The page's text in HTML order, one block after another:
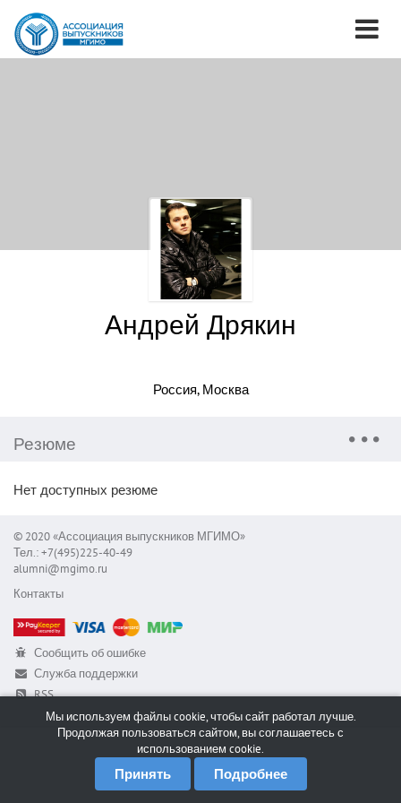
Андрей Дрякин
Россия, Москва
Резюме
Нет доступных резюме
© 2020 «Ассоциация выпускников МГИМО»
Тел.: +7(495)225-40-49
alumni@mgimo.ru
Контакты
Сообщить об ошибке
Служба поддержки
RSS
Мы используем файлы cookie, чтобы сайт работал лучше.
Продолжая пользоваться сайтом, вы соглашаетесь с
использованием cookie.
Принять Подробнее